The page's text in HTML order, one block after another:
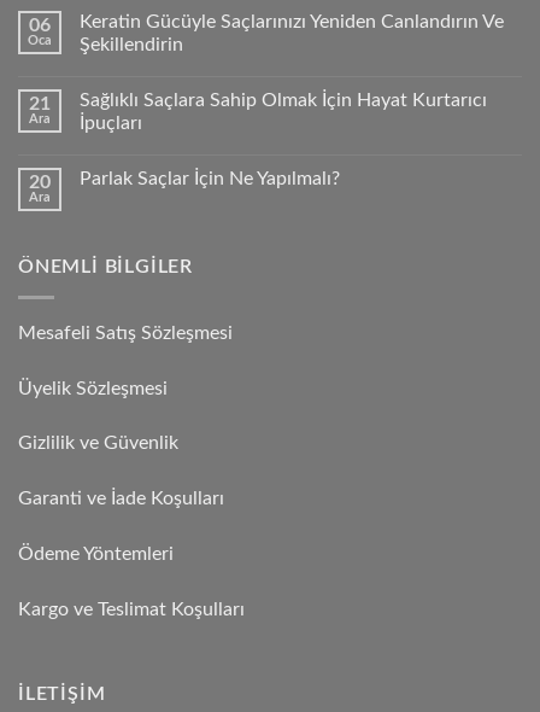
06
Oca
Keratin Gücüyle Saçlarınızı Yeniden Canlandırın Ve
Şekillendirin
21
Ara
Sağlıklı Saçlara Sahip Olmak İçin Hayat Kurtarıcı
İpuçları
20
Ara
Parlak Saçlar İçin Ne Yapılmalı?
ÖNEMLI BILGILER
Mesafeli Satış Sözleşmesi
Üyelik Sözleşmesi
Gizlilik ve Güvenlik
Garanti ve İade Koşulları
Ödeme Yöntemleri
Kargo ve Teslimat Koşulları
İLETIŞIM